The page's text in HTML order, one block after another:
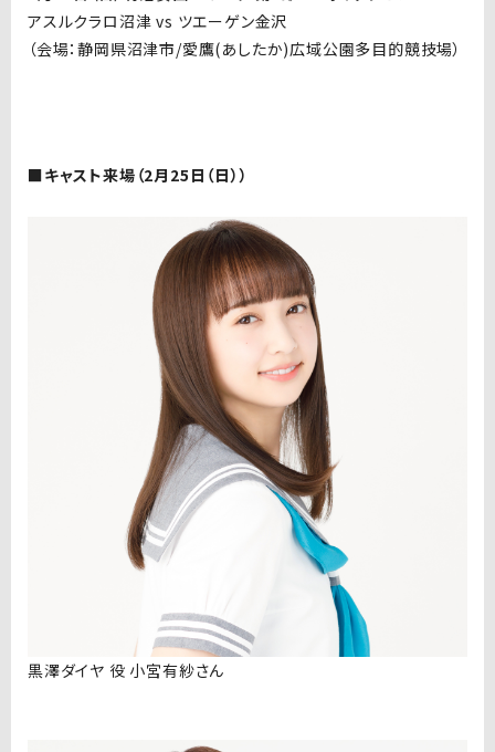
アスルクラロ沼津vs ツエーゲン金沢
（会場：静岡県沼津市/愛鷹(あしたか)広域公園多目的競技場）
■キャスト来場（2月25日（日））
黒澤ダイヤ 役 小宮有紗さん